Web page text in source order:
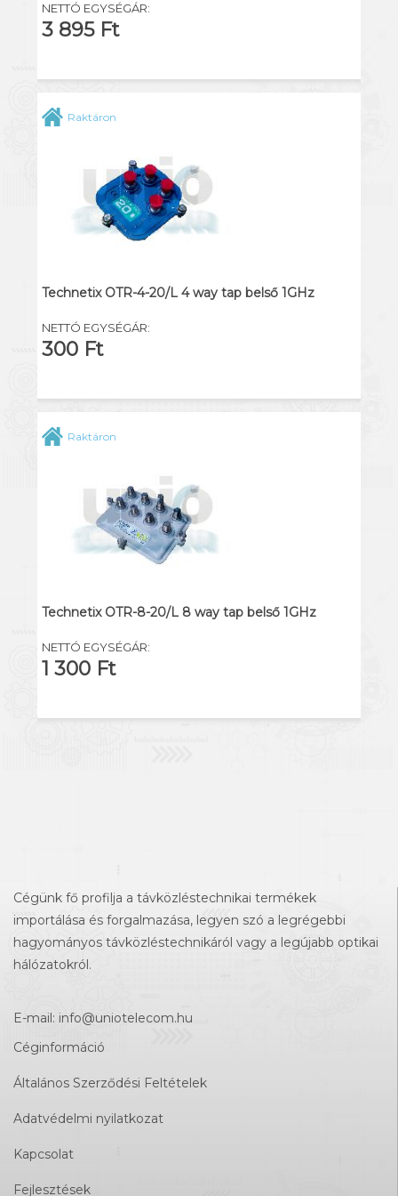
NETTÓ EGYSÉGÁR:
3 895 Ft
Raktáron
Technetix OTR-4-20/L 4 way tap belső 1GHz
NETTÓ EGYSÉGÁR:
300 Ft
Raktáron
Technetix OTR-8-20/L 8 way tap belső 1GHz
NETTÓ EGYSÉGÁR:
1 300 Ft
Cégünk fő profilja a távközléstechnikai termékek
importálása és forgalmazása, legyen szó a legrégebbi
hagyományos távközléstechnikáról vagy a legújabb optikai
hálózatokról.
E-mail: info@uniotelecom.hu
Céginformáció
Általános Szerződési Feltételek
Adatvédelmi nyilatkozat
Kapcsolat
Fejlesztések